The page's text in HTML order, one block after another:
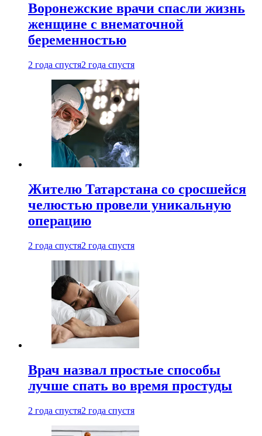
Воронежские врачи спасли жизнь
женщине с внематочной
беременностью
2 года спустя2 года спустя
Жителю Татарстана со сросшейся
челюстью провели уникальную
операцию
2 года спустя2 года спустя
Врач назвал простые способы
лучше спать во время простуды
2 года спустя2 года спустя